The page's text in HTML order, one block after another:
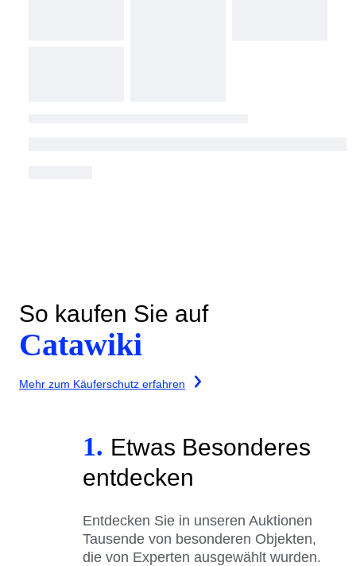
So kaufen Sie auf
Catawiki
Mehr zum Käuferschutz erfahren
1. Etwas Besonderes
entdecken
Entdecken Sie in unseren Auktionen
Tausende von besonderen Objekten,
die von Experten ausgewählt wurden.